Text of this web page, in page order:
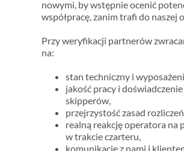
nowymi, by wstępnie ocenić
współpracę, zanim trafi do naszej
Przy weryfikacji partnerów
na:
stan techniczny i
jakość pracy i doświadczenie
skipperów,
przejrzystość zasad
realną reakcję operatora na
w trakcie czarteru,
komunikację z nami i